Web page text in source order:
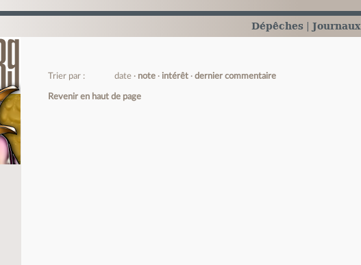
Dépêches Journaux
Trier par : date note intérêt dernier commentaire
Revenir en haut de page